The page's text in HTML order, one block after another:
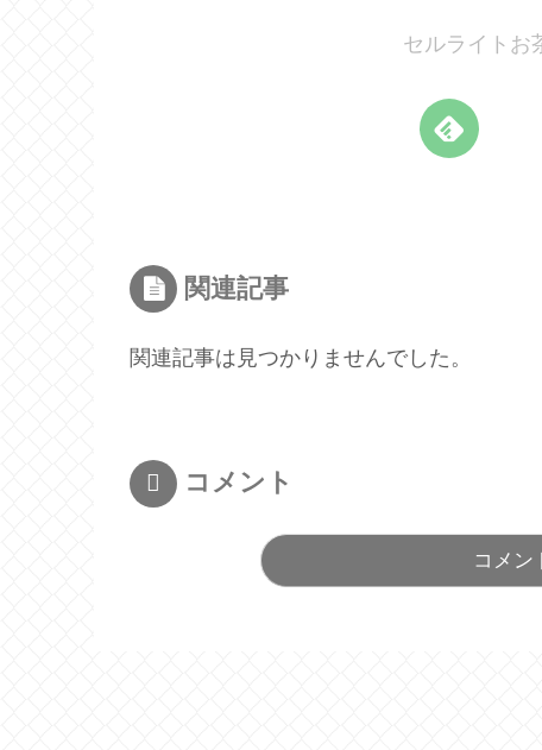
セルライトお
関連記事
関連記事は見つかりませんでした。
コメント
コメン